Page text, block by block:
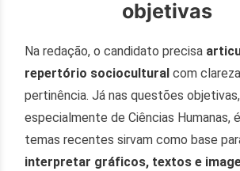
objetivas
Na redação, o candidato precisa
repertório sociocultural com
pertinência. Já nas questões objetivas,
especialmente de Ciências Humanas,
temas recentes sirvam como base
interpretar gráficos, textos e